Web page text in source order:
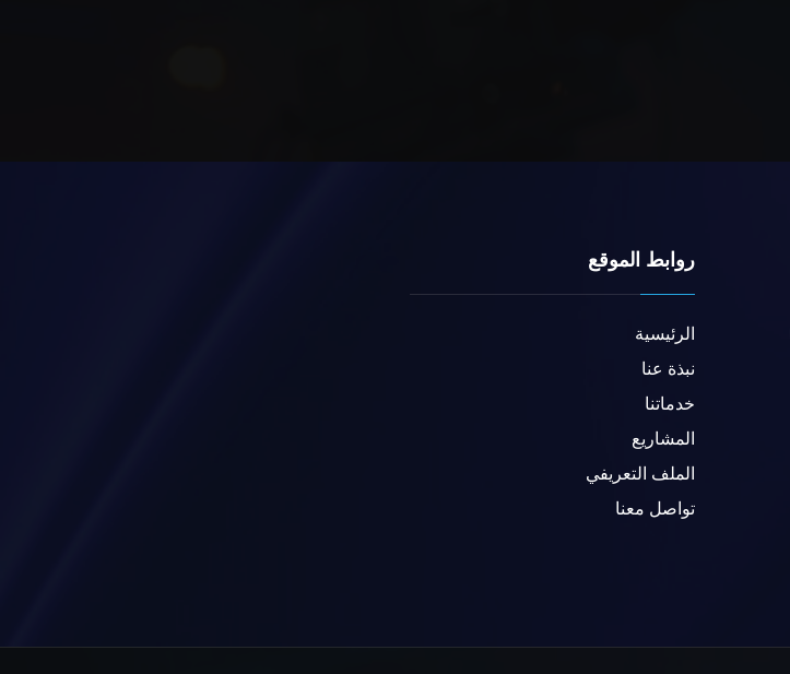
روابط الموقع
الرئيسية
نبذة عنا
خدماتنا
المشاريع
الملف التعريفي
تواصل معنا